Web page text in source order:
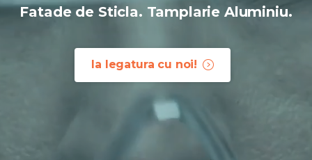
Fatade de Sticla. Tamplarie Aluminiu.
Ia legatura cu noi!